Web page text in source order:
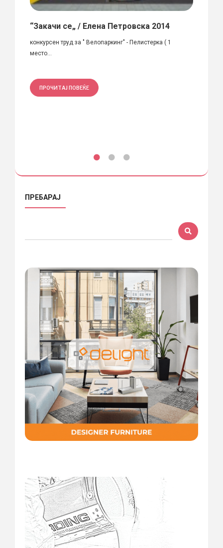
“Закачи се„ / Елена Петровска 2014
конкурсен труд за " Велопаркинг" - Пелистерка ( 1
место...
ПРОЧИТАЈ ПОВЕЌЕ
ПРЕБАРАЈ